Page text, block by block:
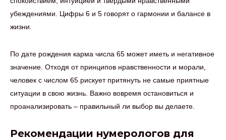
убеждениями. Цифры 6 и 5 говорят о гармонии и балансе в
жизни.
По дате рождения карма числа 65 может иметь и негативное
значение. Отходя от принципов нравственности и морали,
человек с числом 65 рискует притянуть не самые приятные
ситуации в свою жизнь. Важно вовремя остановиться и
проанализировать – правильный ли выбор вы делаете.
Рекомендации нумерологов для